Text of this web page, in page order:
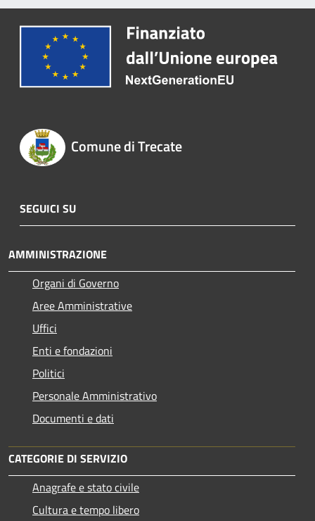
Comune di Trecate
SEGUICI SU
AMMINISTRAZIONE
Organi di Governo
Aree Amministrative
Uffici
Enti e fondazioni
Politici
Personale Amministrativo
Documenti e dati
CATEGORIE DI SERVIZIO
Anagrafe e stato civile
Cultura e tempo libero